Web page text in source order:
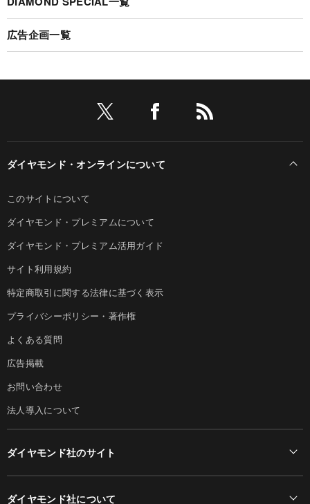
広告企画一覧
ダイヤモンド・オンラインについて
このサイトについて
ダイヤモンド・プレミアムについて
ダイヤモンド・プレミアム活用ガイド
サイト利用規約
特定商取引に関する法律に基づく表示
プライバシーポリシー・著作権
よくある質問
広告掲載
お問い合わせ
法人導入について
ダイヤモンド社のサイト
ダイヤモンド社について